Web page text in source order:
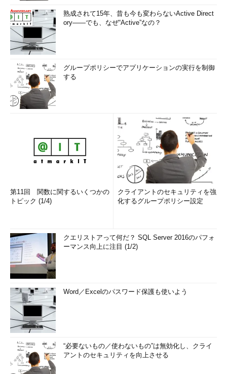
熟成されて15年、昔も今も変わらないActive Direct
ory――でも、なぜ“Active”なの？
グループポリシーでアプリケーションの実行を制御
する
第11回 関数に関するいくつかの
トピック (1/4)
クライアントのセキュリティを強
化するグループポリシー設定
クエリストアって何だ？ SQL Server 2016のパフォ
ーマンス向上に注目 (1/2)
Word／Excelのパスワード保護も使いよう
“必要ないもの／使わないもの”は無効化し、クライ
アントのセキュリティを向上させる